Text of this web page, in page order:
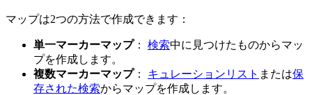
マップは2つの方法で作成できます：
単一マーカーマップ： 検索中に見つけたものからマッ
プを作成します。
複数マーカーマップ： キュレーションリスト または保
存された検索からマップを作成します。